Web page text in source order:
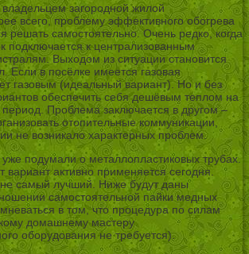
загородной жилой
всего, проблему эффективного обогрева
решать самостоятельно. Очень редко, когда
подключается к централизованным
Выходом из ситуации становится
Если в посёлке имеется газовая
газовым (идеальный вариант). Но и без
обеспечить себя дешёвым теплом на
период. Проблема заключается в другом –
отопительные коммуникации,
не возникало характерных проблем.
подумали о металлопластиковых трубах.
вариант активно применяется сегодня.
самый лучший. Ниже будут даны
самостоятельной пайки медных
в том, что процедура по силам
домашнему мастеру
оборудования не требуется).